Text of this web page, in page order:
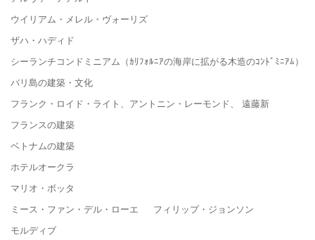
ウイリアム・メレル・ヴォーリズ
ザハ・ハディド
シーランチコンドミニアム（ｶﾘﾌｫﾙﾆｱの海岸に拡がる木造のｺﾝﾄﾞﾐﾆｱﾑ）
バリ島の建築・文化
フランク・ロイド・ライト、アントニン・レーモンド、 遠藤新
フランスの建築
ベトナムの建築
ホテルオークラ
マリオ・ボッタ
ミース・ファン・デル・ローエ フィリップ・ジョンソン
モルディブ